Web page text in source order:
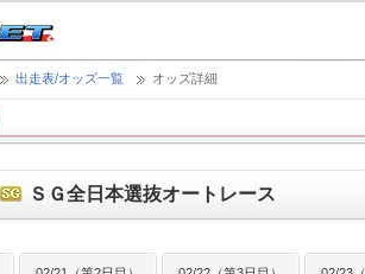
出走表/オッズ一覧 オッズ詳細
ＳＧ全日本選抜オートレース